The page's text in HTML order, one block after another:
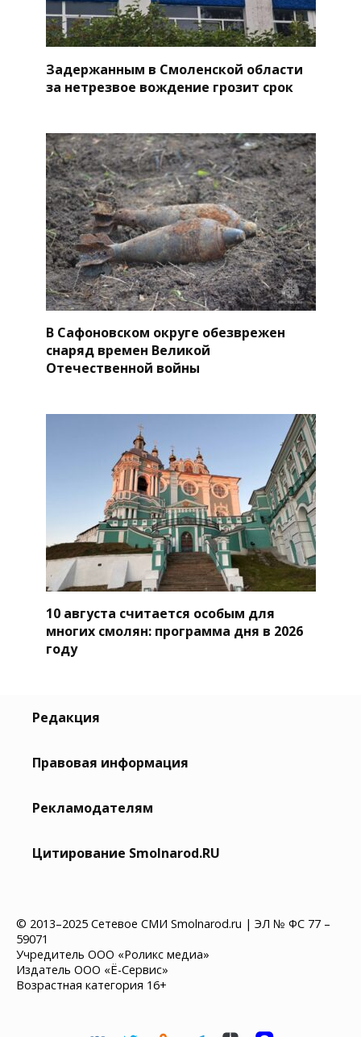
Задержанным в Смоленской области
за нетрезвое вождение грозит срок
В Сафоновском округе обезврежен
снаряд времен Великой
Отечественной войны
10 августа считается особым для
многих смолян: программа дня в 2026
году
Редакция
Правовая информация
Рекламодателям
Цитирование Smolnarod.RU
© 2013–2025 Сетевое СМИ Smolnarod.ru | ЭЛ № ФС 77 –
59071
Учредитель ООО «Роликс медиа»
Издатель ООО «Ё-Сервис»
Возрастная категория 16+